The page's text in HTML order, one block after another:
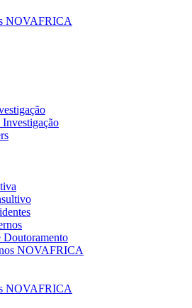
NOVAFRICA
Investigação
Doutoramento
NOVAFRICA
NOVAFRICA